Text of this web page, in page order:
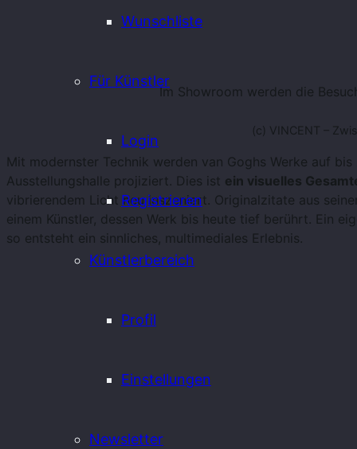
Wunschliste
Für Künstler
Login
Registrieren
Künstlerbereich
Profil
Einstellungen
Newsletter
Im Showroom werden die
(c) VINCENT –
Mit modernster Technik werden van Goghs Werke auf
Ausstellungshalle projiziert. Dies ist ein visuelles
vibrierendem Licht neu inszeniert. Originalzitate aus
einem Künstler, dessen Werk bis heute tief berührt. Ein
so entsteht ein sinnliches, multimediales Erlebnis.